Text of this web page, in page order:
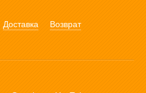
Доставка
Возврат